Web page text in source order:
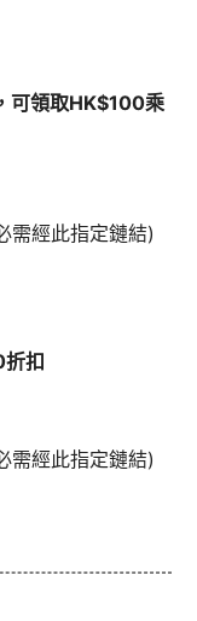
可領取HK$100乘
需經此指定鏈結)
扣
需經此指定鏈結)